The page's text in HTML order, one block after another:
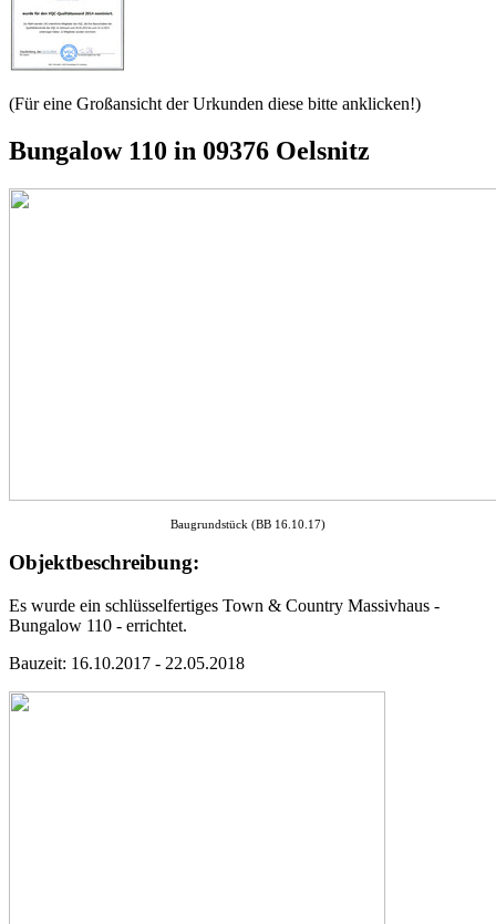
(Für eine Großansicht der Urkunden diese bitte anklicken!)
Bungalow 110 in 09376 Oelsnitz
Baugrundstück (BB 16.10.17)
Objektbeschreibung:
Es wurde ein schlüsselfertiges Town & Country Massivhaus -
Bungalow 110 - errichtet.
Bauzeit: 16.10.2017 - 22.05.2018